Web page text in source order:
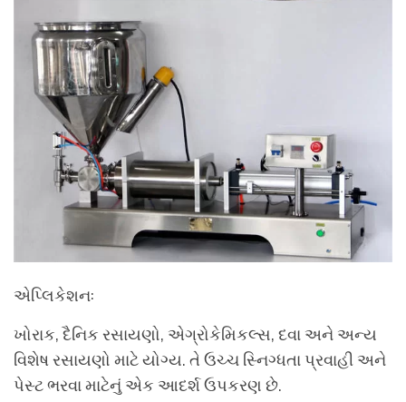
એપ્લિકેશન:
ખોરાક, દૈનિક રસાયણો, એગ્રોકેમિકલ્સ, દવા અને અન્ય
વિશેષ રસાયણો માટે યોગ્ય. તે ઉચ્ચ સ્નિગ્ધતા પ્રવાહી અને
પેસ્ટ ભરવા માટેનું એક આદર્શ ઉપકરણ છે.